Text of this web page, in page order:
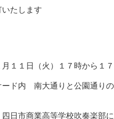
たします
１日（火）１７時から１７
内 南大通りと公園通りの
高等学校吹奏楽部に